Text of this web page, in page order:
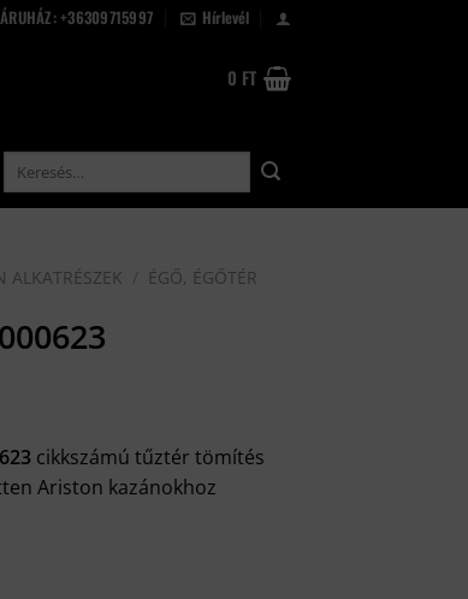
+36309715997 Hírlevél
0 FT
Keresés
következőre:
ALKATRÉSZEK
ÉGŐ, ÉGŐTÉR
cikkszámú tűztér tömítés
Ariston kazánokhoz